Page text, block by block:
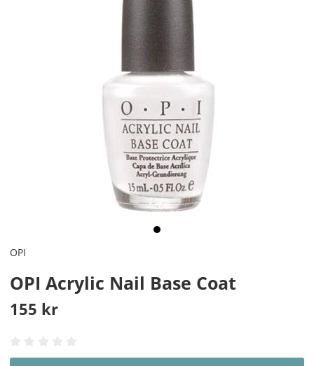
OPI
OPI Acrylic Nail Base Coat
155 kr